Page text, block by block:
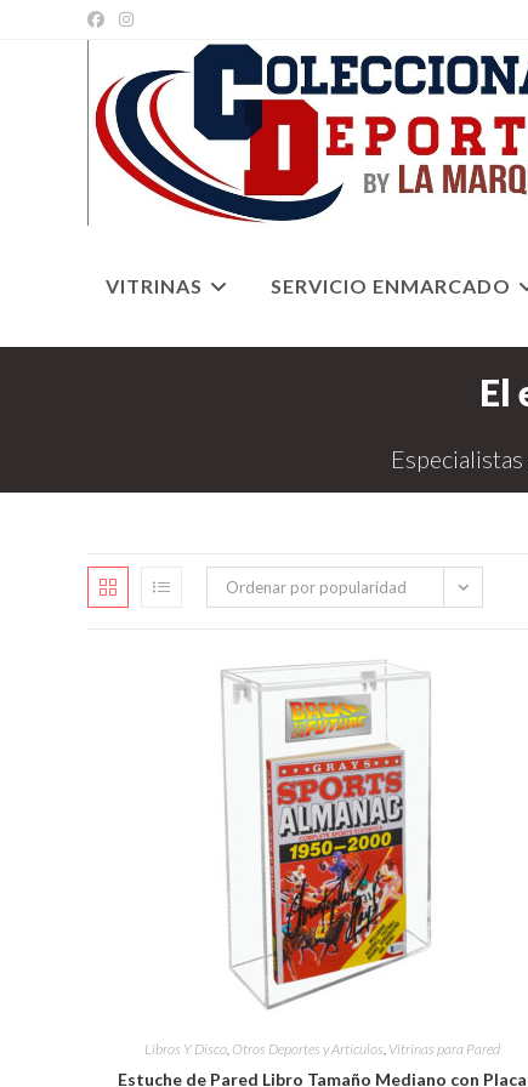
VITRINAS SERVICIO ENMARCADO
Ordenar por popularidad
Libros Y Disco, Otros Deportes y Artículos, Vitrinas para Pared
Estuche de Pared Libro Tamaño Mediano con Placa